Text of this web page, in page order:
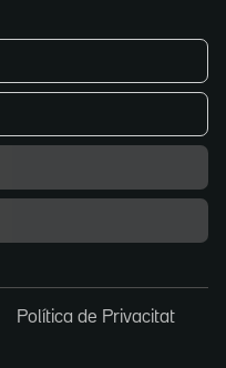
Política de Privacitat